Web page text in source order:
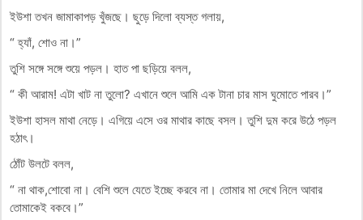
ইউশা তখন জামাকাপড় খুঁজছে। ছুড়ে দিলো ব্যস্ত গলায়,
“ হ্যাঁ, শোও না।”
তুশি সঙ্গে সঙ্গে শুয়ে পড়ল। হাত পা ছড়িয়ে বলল,
“ কী আরাম! এটা খাট না তুলো? এখানে শুলে আমি এক টানা চার মাস ঘুমোতে পারব।”
ইউশা হাসল মাথা নেড়ে। এগিয়ে এসে ওর মাথার কাছে বসল। তুশি দুম করে উঠে পড়ল
হঠাৎ।
ঠোঁট উলটে বলল,
“ না থাক,শোবো না। বেশি শুলে যেতে ইচ্ছে করবে না। তোমার মা দেখে নিলে আবার
তোমাকেই বকবে।”